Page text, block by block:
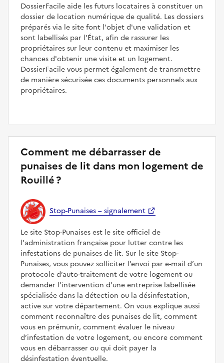
DossierFacile aide les futurs locataires à constituer un
dossier de location numérique de qualité. Les dossiers
préparés via le site font l'objet d'une validation et
sont labellisés par l'État, afin de rassurer les
propriétaires sur leur contenu et maximiser les
chances d'obtenir une visite et un logement.
DossierFacile vous permet également de transmettre
de manière sécurisée ces documents personnels aux
propriétaires.
Comment me débarrasser de
punaises de lit dans mon logement de
Rouillé ?
Stop-Punaises – signalement
Le site Stop-Punaises est le site officiel de
l'administration française pour lutter contre les
infestations de punaises de lit. Sur le site Stop-
Punaises, vous pouvez solliciter l’envoi par e-mail d’un
protocole d’auto-traitement de votre logement ou
demander l'intervention d'une entreprise labellisée
spécialisée dans la détection ou la désinfestation,
active sur votre département. On vous explique aussi
comment reconnaître des punaises de lit, comment
vous en prémunir, comment évaluer le niveau
d’infestation de votre logement, ou encore comment
vous en débarrasser ou qui doit payer la
désinfestation éventuelle.